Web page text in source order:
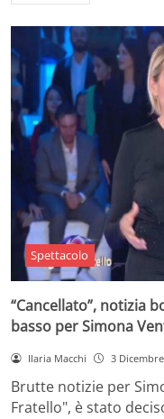
Spettacolo
“Cancellato”, notizia
basso per Simona
Ilaria Macchi 3
Brutte notizie per
Fratello", è stato